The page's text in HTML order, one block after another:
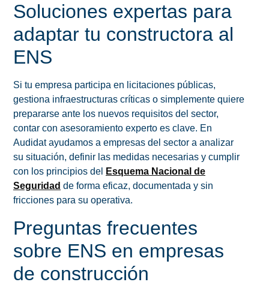
Soluciones expertas para
adaptar tu constructora al
ENS
Si tu empresa participa en licitaciones públicas,
gestiona infraestructuras críticas o simplemente quiere
prepararse ante los nuevos requisitos del sector,
contar con asesoramiento experto es clave. En
Audidat ayudamos a empresas del sector a analizar
su situación, definir las medidas necesarias y cumplir
con los principios del
Esquema Nacional de
Seguridad de forma eficaz, documentada y sin
fricciones para su operativa.
Preguntas frecuentes
sobre ENS en empresas
de construcción